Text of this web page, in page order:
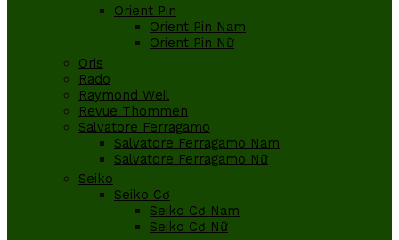
Orient Pin
Orient Pin Nam
Orient Pin Nữ
Oris
Rado
Raymond Weil
Revue Thommen
Salvatore Ferragamo
Salvatore Ferragamo Nam
Salvatore Ferragamo Nữ
Seiko
Seiko Cơ
Seiko Cơ Nam
Seiko Cơ Nữ